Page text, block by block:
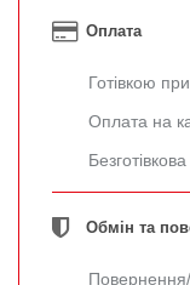
Оплата
Готівкою
Оплата на
Обмін та